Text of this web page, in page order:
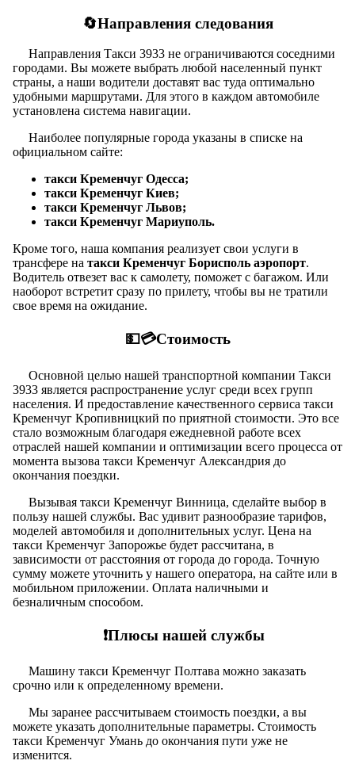
🔄Направления следования
Направления Такси 3933 не ограничиваются соседними
городами. Вы можете выбрать любой населенный пункт
страны, а наши водители доставят вас туда оптимально
удобными маршрутами. Для этого в каждом автомобиле
установлена система навигации.
Наиболее популярные города указаны в списке на
официальном сайте:
такси Кременчуг Одесса;
такси Кременчуг Киев;
такси Кременчуг Львов;
такси Кременчуг Мариуполь.
Кроме того, наша компания реализует свои услуги в
трансфере на такси Кременчуг Борисполь аэропорт.
Водитель отвезет вас к самолету, поможет с багажом. Или
наоборот встретит сразу по прилету, чтобы вы не тратили
свое время на ожидание.
💵💳Стоимость
Основной целью нашей транспортной компании Такси
3933 является распространение услуг среди всех групп
населения. И предоставление качественного сервиса такси
Кременчуг Кропивницкий по приятной стоимости. Это все
стало возможным благодаря ежедневной работе всех
отраслей нашей компании и оптимизации всего процесса от
момента вызова такси Кременчуг Александрия до
окончания поездки.
Вызывая такси Кременчуг Винница, сделайте выбор в
пользу нашей службы. Вас удивит разнообразие тарифов,
моделей автомобиля и дополнительных услуг. Цена на
такси Кременчуг Запорожье будет рассчитана, в
зависимости от расстояния от города до города. Точную
сумму можете уточнить у нашего оператора, на сайте или в
мобильном приложении. Оплата наличными и
безналичным способом.
❗️Плюсы нашей службы
Машину такси Кременчуг Полтава можно заказать
срочно или к определенному времени.
Мы заранее рассчитываем стоимость поездки, а вы
можете указать дополнительные параметры. Стоимость
такси Кременчуг Умань до окончания пути уже не
изменится.